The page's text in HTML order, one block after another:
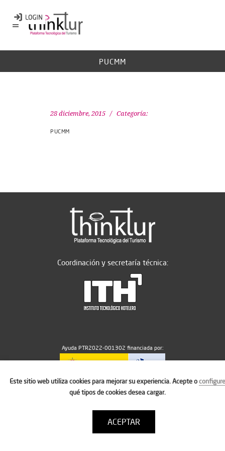
PUCMM
28 diciembre, 2015 Categoría:
PUCMM
Coordinación y secretaría técnica:
Ayuda PTR2022-001302 financiada por:
MICIU/AEI/10.13039/501100011033
Política de cookies
Condiciones de uso
Este sitio web utiliza cookies para mejorar su experiencia. Acepte oconfigure
qué tipos de cookies desea cargar.
ACEPTAR